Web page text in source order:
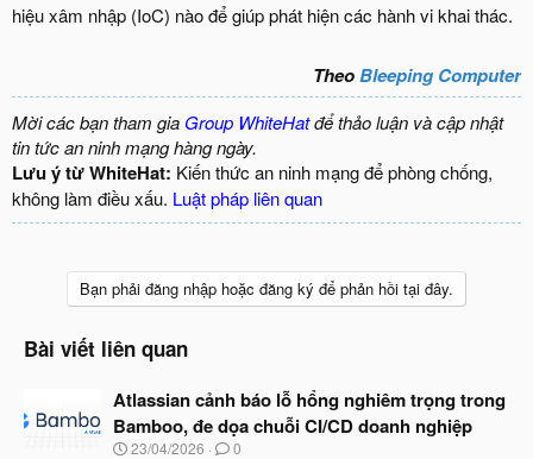
hiệu xâm nhập (IoC) nào để giúp phát hiện các hành vi khai thác.
TheoBleeping Computer
Mời các bạn tham gia Group WhiteHatđể thảo luận và cập nhật
tin tức an ninh mạng hàng ngày.
Lưu ý từ WhiteHat: Kiến thức an ninh mạng để phòng chống,
không làm điều xấu. Luật pháp liên quan
Bạn phải đăng nhập hoặc đăng ký để phản hồi tại đây.
Bài viết liên quan
Atlassian cảnh báo lỗ hổng nghiêm trọng trong
Bamboo, đe dọa chuỗi CI/CD doanh nghiệp
N
23/04/2026 0